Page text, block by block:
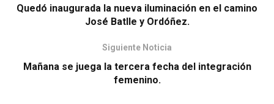
J J
N
Quedó inaugurada la nueva iluminación en el camino
José Batlle y Ordóñez.
Siguiente Noticia
Mañana se juega la tercera fecha del integración
femenino.